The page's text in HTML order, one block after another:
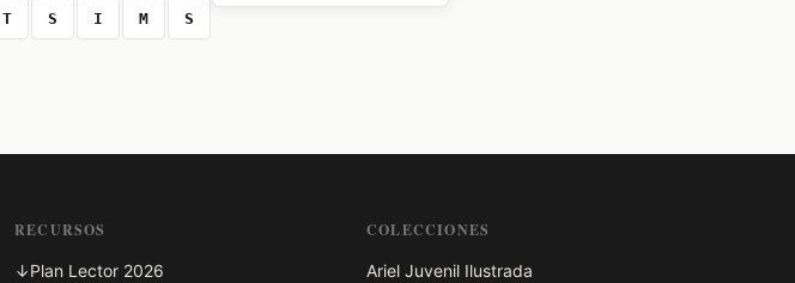
T S I M S
RECURSOS
↓Plan Lector 2026
COLECCIONES
Ariel Juvenil Ilustrada